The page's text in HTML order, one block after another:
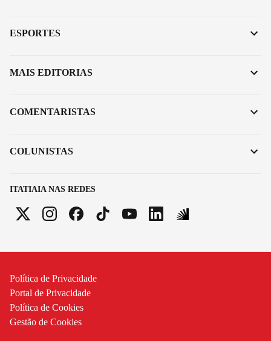
ITATIAIA NAS REDES
ESPORTES
MAIS EDITORIAS
COMENTARISTAS
COLUNISTAS
Política de Privacidade
Portal de Privacidade
Política de Cookies
Gestão de Cookies